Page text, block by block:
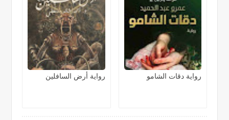
رواية دقات الشامو رواية أرض السافلين